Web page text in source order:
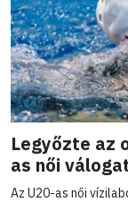
Legyőzte az
as női
Az U20-as női